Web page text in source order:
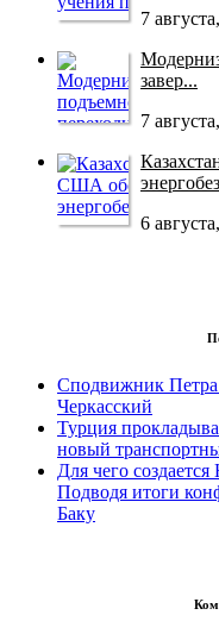
7
завер...
7
6
Сподвижник
Черкасский
Турция
новый
Для чего
Подводя итоги
Баку